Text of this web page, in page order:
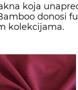
koja
donosi
kolekcijama.